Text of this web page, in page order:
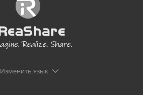
Изменить язык